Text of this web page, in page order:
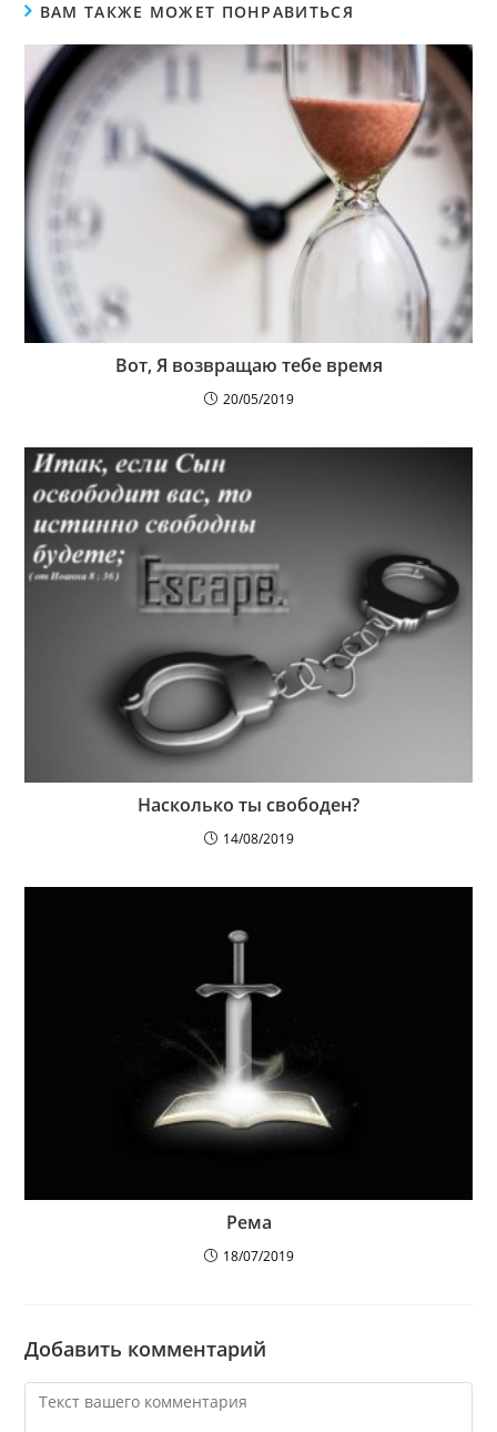
ВАМ ТАКЖЕ МОЖЕТ ПОНРАВИТЬСЯ
Вот, Я возвращаю тебе время
20/05/2019
Насколько ты свободен?
14/08/2019
Рема
18/07/2019
Добавить комментарий